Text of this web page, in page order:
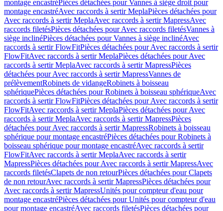
montage encastréPièces détachées pour Vannes à siège droit pour
montage encastréAvec raccords à sertir MeplaPièces détachées pour
Avec raccords à sertir MeplaAvec raccords à sertir MapressAvec
raccords filetésPièces détachées pour Avec raccords filetésVannes à
siège inclinéPièces détachées pour Vannes à siège inclinéAvec
raccords à sertir FlowFitPièces détachées pour Avec raccords à sertir
FlowFitAvec raccords à sertir MeplaPièces détachées pour Avec
raccords à sertir MeplaAvec raccords à sertir MapressPièces
détachées pour Avec raccords à sertir MapressVannes de
prélèvementRobinets de vidangeRobinets à boisseau
sphériquePièces détachées pour Robinets à boisseau sphériqueAvec
raccords à sertir FlowFitPièces détachées pour Avec raccords à sertir
FlowFitAvec raccords à sertir MeplaPièces détachées pour Avec
raccords à sertir MeplaAvec raccords à sertir MapressPièces
détachées pour Avec raccords à sertir MapressRobinets à boisseau
sphérique pour montage encastréPièces détachées pour Robinets à
boisseau sphérique pour montage encastréAvec raccords à sertir
FlowFitAvec raccords à sertir MeplaAvec raccords à sertir
MapressPièces détachées pour Avec raccords à sertir MapressAvec
raccords filetésClapets de non retourPièces détachées pour Clapets
de non retourAvec raccords à sertir MapressPièces détachées pour
Avec raccords à sertir MapressUnités pour compteur d'eau pour
montage encastréPièces détachées pour Unités pour compteur d'eau
pour montage encastréAvec raccords filetésPièces détachées pour